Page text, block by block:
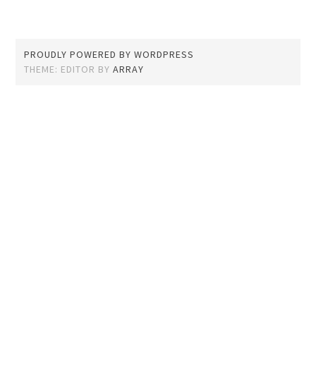
PROUDLY POWERED BY WORDPRESS
THEME: EDITOR BYARRAY